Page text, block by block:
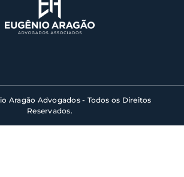
Aragão Advogados - Todos os Direitos
Reservados.